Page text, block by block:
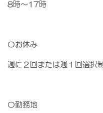
8時～17時
〇お休み
週に２回または週１回選択制
〇勤務地